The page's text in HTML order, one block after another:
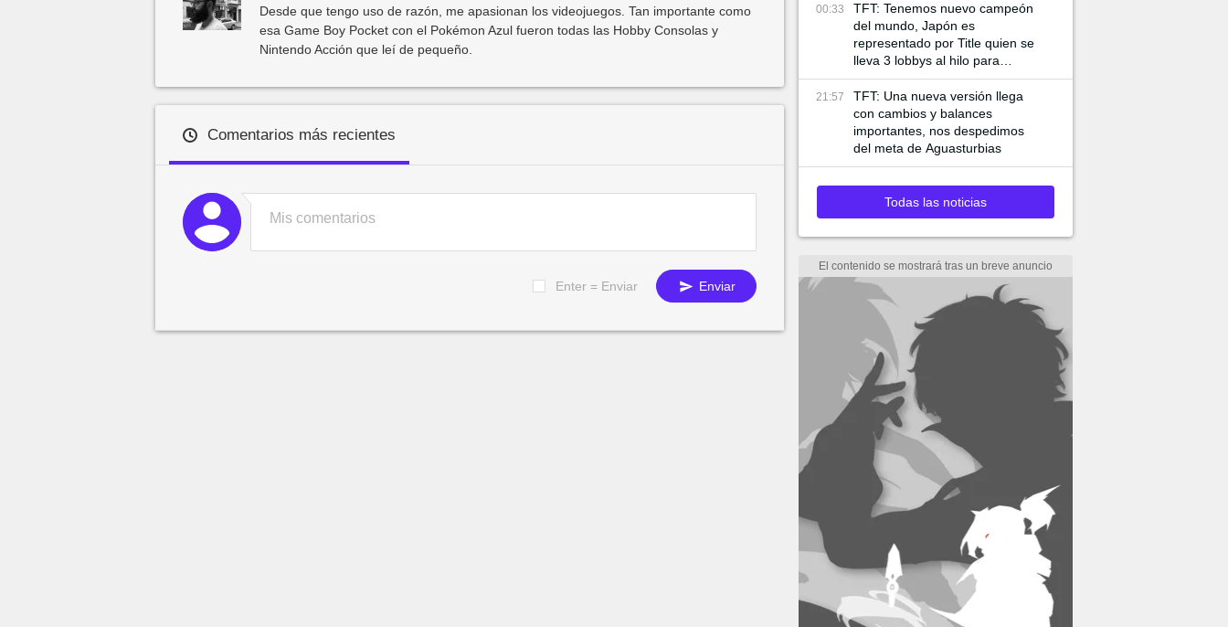
Desde que tengo uso de razón, me apasionan los videojuegos. Tan importante como
esa Game Boy Pocket con el Pokémon Azul fueron todas las Hobby Consolas y
Nintendo Acción que leí de pequeño.
Comentarios más recientes
Enter = Enviar Enviar
00:33
TFT: Tenemos nuevo campeón
del mundo, Japón es
representado por Title quien se
lleva 3 lobbys al hilo para
coronarse con el título del mejor
estratega
21:57
TFT: Una nueva versión llega
con cambios y balances
importantes, nos despedimos
del meta de Aguasturbias
Todas las noticias